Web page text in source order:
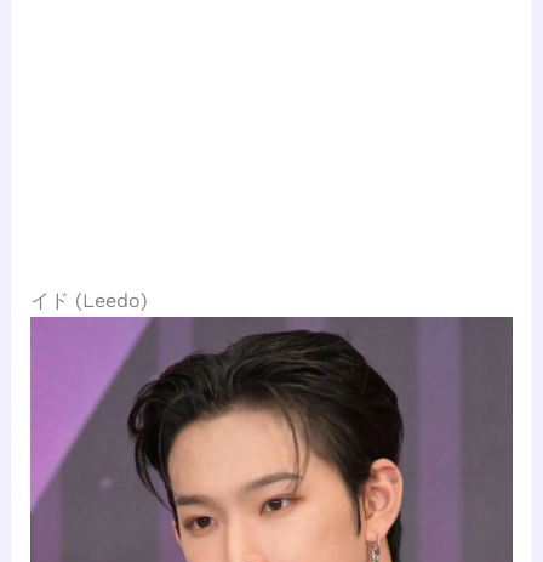
イド (Leedo)